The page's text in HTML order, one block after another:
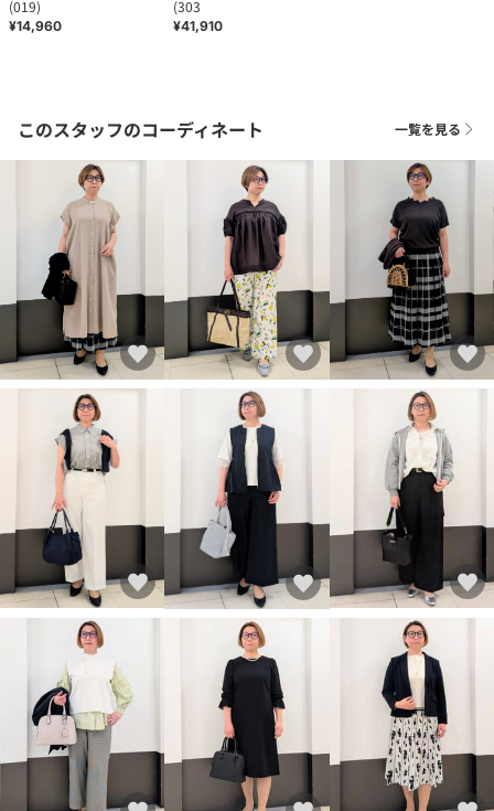
(019)
¥14,960
(303
¥41,910
このスタッフのコーディネート 一覧を見る